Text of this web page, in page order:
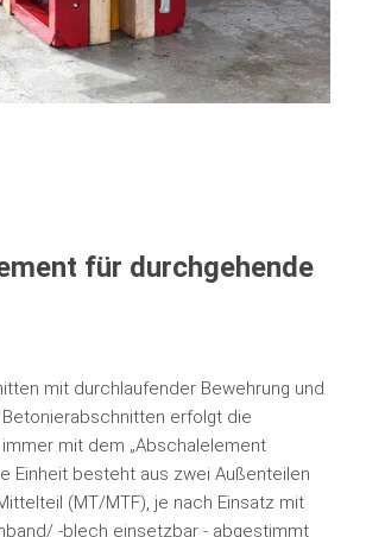
für durchgehende
mit durchlaufender Bewehrung und
erfolgt die
mit dem „Abschalelement
Einheit besteht aus zwei Außenteilen
(MT/MTF), je nach Einsatz mit
-blech einsetzbar - abgestimmt